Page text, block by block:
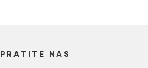
PRATITE NAS